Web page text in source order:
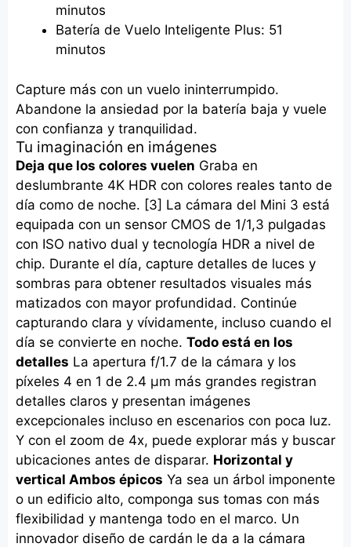
minutos
Batería de Vuelo Inteligente Plus: 51
minutos
Capture más con un vuelo ininterrumpido.
Abandone la ansiedad por la batería baja y vuele
con confianza y tranquilidad.
Tu imaginación en imágenes
Deja que los colores vuelen Graba en
deslumbrante 4K HDR con colores reales tanto de
día como de noche. [3] La cámara del Mini 3 está
equipada con un sensor CMOS de 1/1,3 pulgadas
con ISO nativo dual y tecnología HDR a nivel de
chip. Durante el día, capture detalles de luces y
sombras para obtener resultados visuales más
matizados con mayor profundidad. Continúe
capturando clara y vívidamente, incluso cuando el
día se convierte en noche. Todo está en los
detalles La apertura f/1.7 de la cámara y los
píxeles 4 en 1 de 2.4 μm más grandes registran
detalles claros y presentan imágenes
excepcionales incluso en escenarios con poca luz.
Y con el zoom de 4x, puede explorar más y buscar
ubicaciones antes de disparar. Horizontal y
vertical Ambos épicos Ya sea un árbol imponente
o un edificio alto, componga sus tomas con más
flexibilidad y mantenga todo en el marco. Un
innovador diseño de cardán le da a la cámara